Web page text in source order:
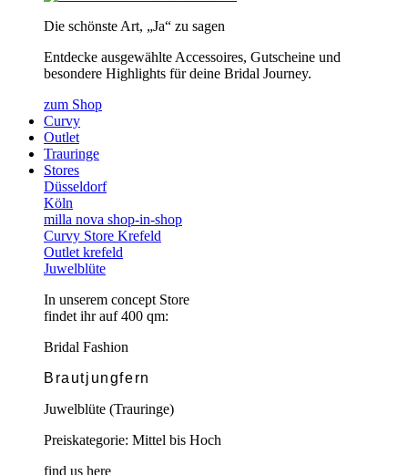
Die schönste Art, „Ja“ zu sagen
Entdecke ausgewählte Accessoires, Gutscheine und
besondere Highlights für deine Bridal Journey.
zum Shop
Curvy
Outlet
Trauringe
Stores
Düsseldorf
Köln
milla nova shop-in-shop
Curvy Store Krefeld
Outlet krefeld
Juwelblüte
In unserem concept Store
findet ihr auf 400 qm:
Bridal Fashion
Brautjungfern
Juwelblüte (Trauringe)
Preiskategorie: Mittel bis Hoch
find us here